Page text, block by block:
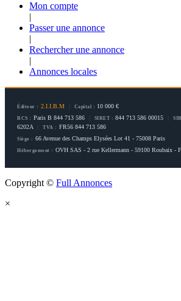
Mon compte
|
Passer une annonce
|
Rechercher une annonce
|
Annonces locales
Éditeur : 2.I.I.B.M Capital : 10 000 €
RCS : Paris B 844 713 586 SIRET : 844 713 586 00015
6202A TVA : FR56 844 713 586
Siège : 66 Avenue des Champs Elysées Lot 41 - 75008 Paris
Hébergement : OVH SAS - 2 rue Kellermann - 59100 Roubaix -
Copyright © Full Annonces
×